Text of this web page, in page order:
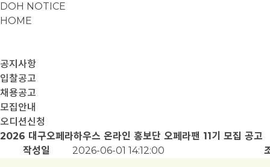
DOH NOTICE
HOME
공지사항
입찰공고
채용공고
모집안내
오디션신청
2026 대구오페라하우스 온라인 홍보단 오페라팬 11기 모집 공고
작성일
2026-06-01 14:12:00